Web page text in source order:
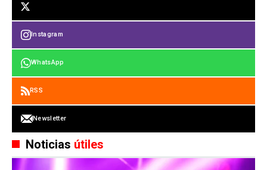
Instagram
WhatsApp
RSS
Newsletter
Noticias útiles